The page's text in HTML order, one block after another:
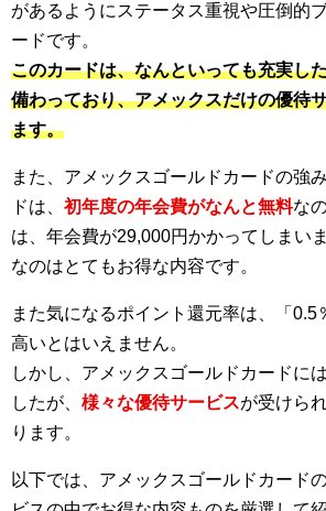
があるようにステータス重視や圧倒的
ードです。
このカードは、なんといっても充実し
備わっており、アメックスだけの優待
ます。
また、アメックスゴールドカードの強
ドは、 初年度の年会費がなんと無料な
は、年会費が29,000円かかってしまい
なのはとてもお得な内容です。
また気になるポイント還元率は、「0.5
高いとはいえません。
しかし、アメックスゴールドカードに
したが、 様々な優待サービスが受けら
ります。
以下では、アメックスゴールドカード